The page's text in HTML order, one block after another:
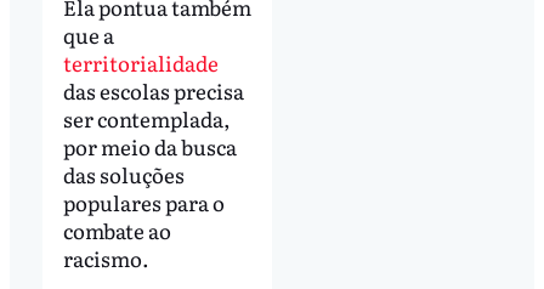
Ela pontua também
que a
territorialidade
das escolas precisa
ser contemplada,
por meio da busca
das soluções
populares para o
combate ao
racismo.